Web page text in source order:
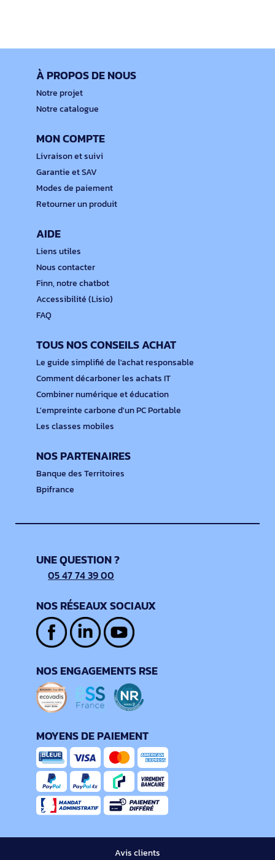
À PROPOS DE NOUS
Notre projet
Notre catalogue
MON COMPTE
Livraison et suivi
Garantie et SAV
Modes de paiement
Retourner un produit
AIDE
Liens utiles
Nous contacter
Finn, notre chatbot
Accessibilité (Lisio)
FAQ
TOUS NOS CONSEILS ACHAT
Le guide simplifié de l'achat responsable
Comment décarboner les achats IT
Combiner numérique et éducation
L'empreinte carbone d'un PC Portable
Les classes mobiles
NOS PARTENAIRES
Banque des Territoires
Bpifrance
UNE QUESTION ?
05 47 74 39 00
NOS RÉSEAUX SOCIAUX
NOS ENGAGEMENTS RSE
MOYENS DE PAIEMENT
Avis clients